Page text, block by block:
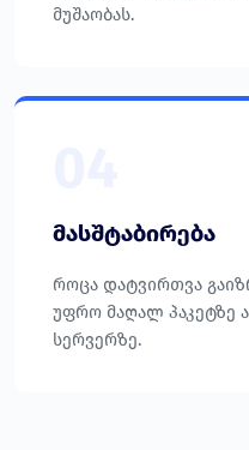
მუშაობას.
მასშტაბირება
როცა დატვირთვა
უფრო მაღალ პაკეტზე
სერვერზე.